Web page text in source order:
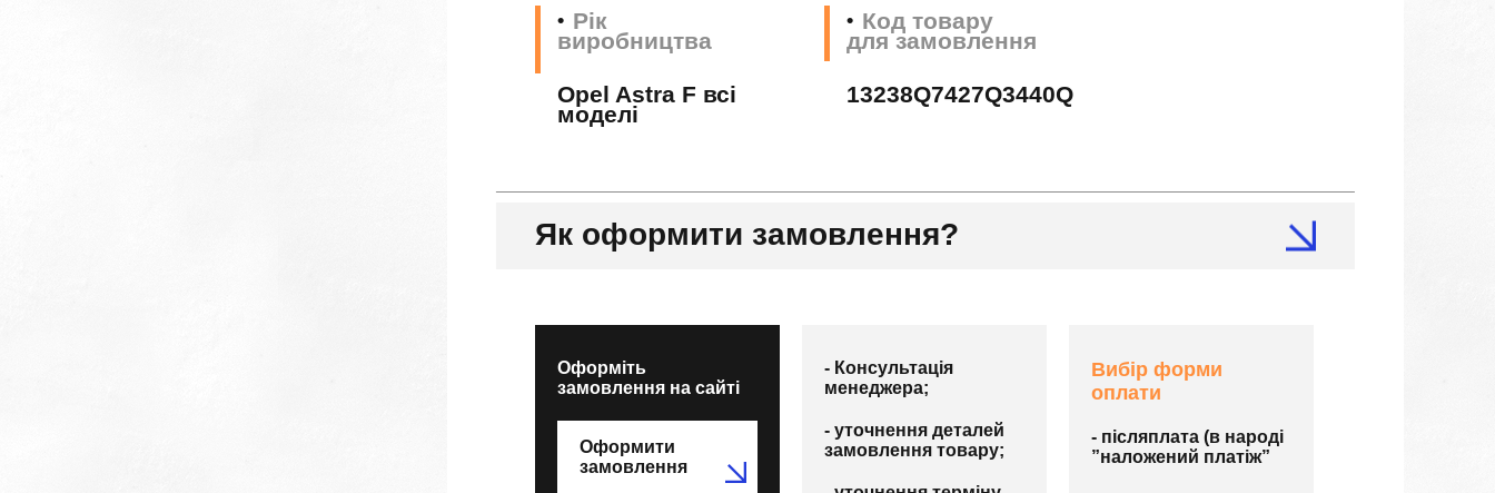
Рік
виробництва
Opel Astra F всі
моделі
Код товару
для замовлення
13238Q7427Q3440Q
Як оформити замовлення?
Оформіть
замовлення на сайті
Оформити
замовлення
- Консультація
менеджера;
- уточнення деталей
замовлення товару;
Вибір форми
оплати
- післяплата (в народі
”наложений платіж”